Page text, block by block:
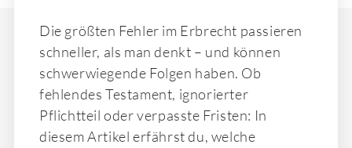
Die größten Fehler im Erbrecht passieren
schneller, als man denkt – und können
schwerwiegende Folgen haben. Ob
fehlendes Testament, ignorierter
Pflichtteil oder verpasste Fristen: In
diesem Artikel erfährst du, welche